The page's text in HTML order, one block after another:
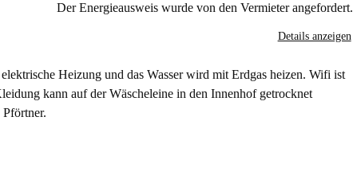
Der Energieausweis wurde von den Vermieter angefordert.
Details anzeigen
Heizung und das Wasser wird mit Erdgas heizen. Wifi ist
kann auf der Wäscheleine in den Innenhof getrocknet